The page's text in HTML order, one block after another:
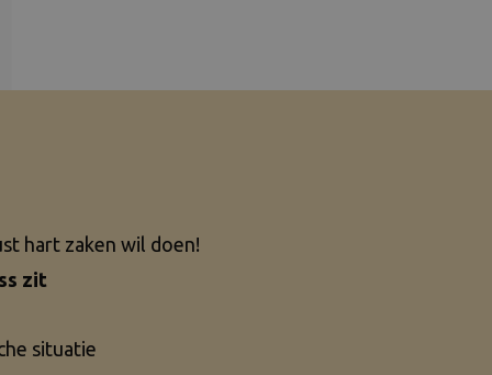
hart zaken wil doen!
zit
situatie